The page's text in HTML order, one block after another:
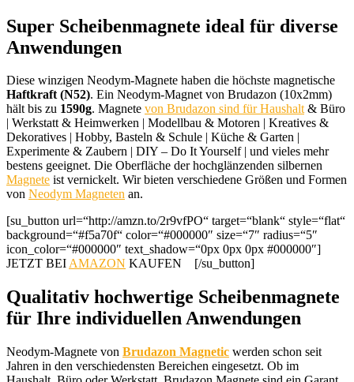
Super Scheibenmagnete ideal für diverse
Anwendungen
Diese winzigen Neodym-Magnete haben die höchste magnetische
Haftkraft (N52). Ein Neodym-Magnet von Brudazon (10x2mm)
hält bis zu 1590g. Magnete von Brudazon sind für Haushalt& Büro
| Werkstatt & Heimwerken | Modellbau & Motoren | Kreatives &
Dekoratives | Hobby, Basteln & Schule | Küche & Garten |
Experimente & Zaubern | DIY – Do It Yourself | und vieles mehr
bestens geeignet. Die Oberfläche der hochglänzenden silbernen
Magnete ist vernickelt. Wir bieten verschiedene Größen und Formen
von Neodym Magneten an.
[su_button url=“http://amzn.to/2r9vfPO“ target=“blank“ style=“flat“
background=“#f5a70f“ color=“#000000″ size=“7″ radius=“5″
icon_color=“#000000″ text_shadow=“0px 0px 0px #000000″]
JETZT BEIAMAZON KAUFEN [/su_button]
Qualitativ hochwertige Scheibenmagnete
für Ihre individuellen Anwendungen
Neodym-Magnete von Brudazon Magnetic werden schon seit
Jahren in den verschiedensten Bereichen eingesetzt. Ob im